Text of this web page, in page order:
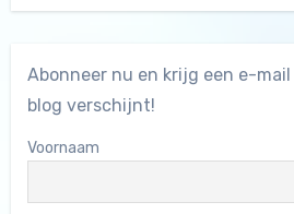
Abonneer nu en krijg een e-
blog verschijnt!
Voornaam